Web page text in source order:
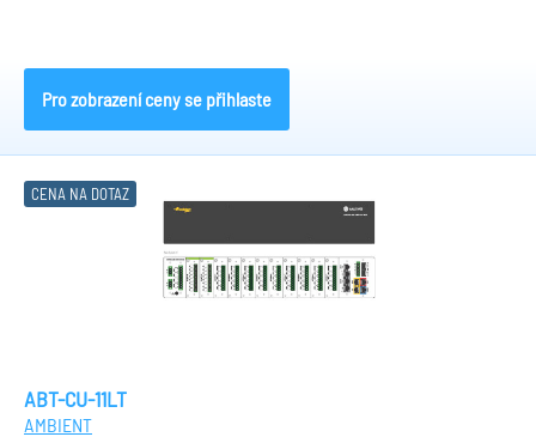
Pro zobrazení ceny se přihlaste
CENA NA DOTAZ
ABT-CU-11LT
AMBIENT